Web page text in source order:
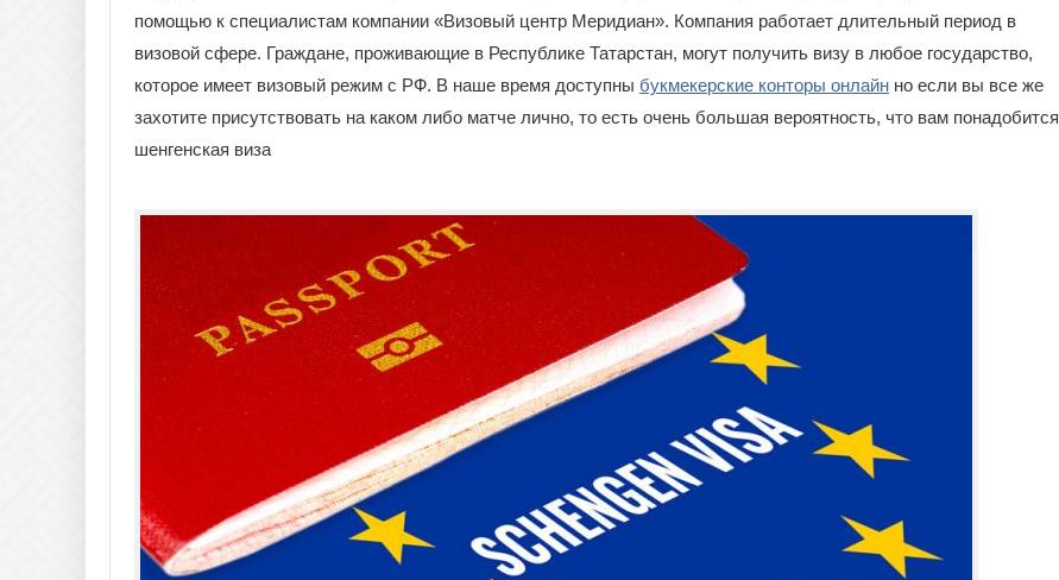
помощью к специалистам компании «Визовый центр Меридиан». Компания работает длительный период в
визовой сфере. Граждане, проживающие в Республике Татарстан, могут получить визу в любое государство,
которое имеет визовый режим с РФ. В наше время доступны букмекерские конторы онлайн но если вы все же
захотите присутствовать на каком либо матче лично, то есть очень большая вероятность, что вам понадобится
шенгенская виза